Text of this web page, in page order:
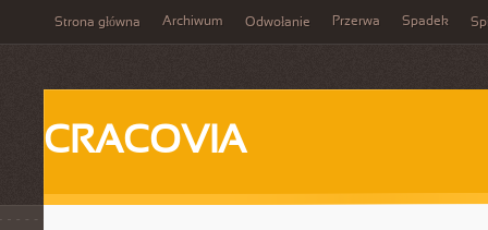
Strona główna Archiwum Odwołanie Przerwa Spadek
CRACOVIA